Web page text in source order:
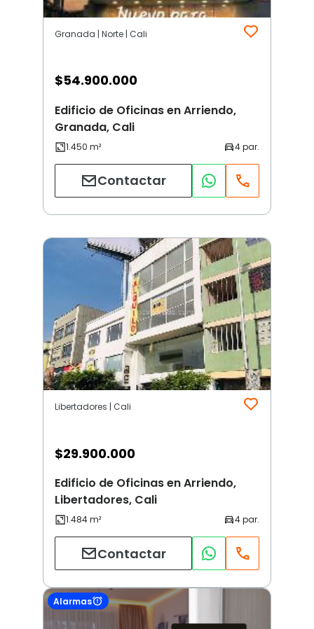
Granada | Norte | Cali
$54.900.000
Edificio de Oficinas en Arriendo,
Granada, Cali
Contactar
Libertadores | Cali
$29.900.000
Edificio de Oficinas en Arriendo,
Libertadores, Cali
Contactar
Alarmas